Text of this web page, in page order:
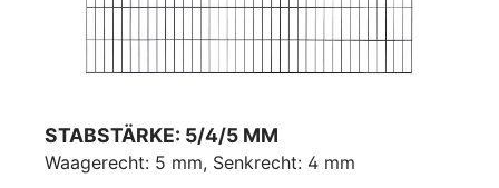
STABSTÄRKE: 5/4/5 MM
Waagerecht: 5 mm, Senkrecht: 4 mm